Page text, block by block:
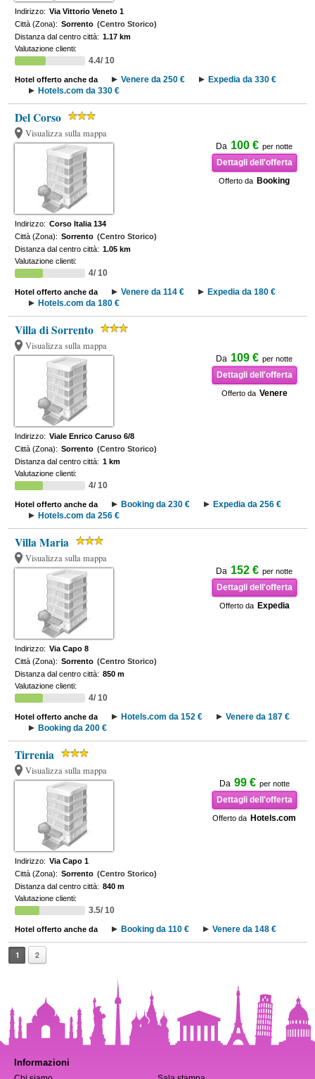
Indirizzo: Via Vittorio Veneto 1
Città (Zona): Sorrento (Centro Storico)
Distanza dal centro città: 1.17 km
Valutazione clienti:
4.4/ 10
Hotel offerto anche da Venere da 250 €
Expedia da 330 €
Hotels.com da 330 €
Del Corso
Visualizza sulla mappa
Da 100 € per notte
Dettagli dell'offerta
Offerto da Booking
Indirizzo: Corso Italia 134
Città (Zona): Sorrento (Centro Storico)
Distanza dal centro città: 1.05 km
Valutazione clienti:
4/ 10
Hotel offerto anche da Venere da 114 €
Expedia da 180 €
Hotels.com da 180 €
Villa di Sorrento
Visualizza sulla mappa
Da 109 € per notte
Dettagli dell'offerta
Offerto da Venere
Indirizzo: Viale Enrico Caruso 6/8
Città (Zona): Sorrento (Centro Storico)
Distanza dal centro città: 1 km
Valutazione clienti:
4/ 10
Hotel offerto anche da Booking da 230 €
Expedia da 256 €
Hotels.com da 256 €
Villa Maria
Visualizza sulla mappa
Da 152 € per notte
Dettagli dell'offerta
Offerto da Expedia
Indirizzo: Via Capo 8
Città (Zona): Sorrento (Centro Storico)
Distanza dal centro città: 850 m
Valutazione clienti:
4/ 10
Hotel offerto anche da Hotels.com da 152 €
Venere da 187 €
Booking da 200 €
Tirrenia
Visualizza sulla mappa
Da 99 € per notte
Dettagli dell'offerta
Offerto da Hotels.com
Indirizzo: Via Capo 1
Città (Zona): Sorrento (Centro Storico)
Distanza dal centro città: 840 m
Valutazione clienti:
3.5/ 10
Hotel offerto anche da Booking da 110 € Venere da 148 €
1 2
Informazioni